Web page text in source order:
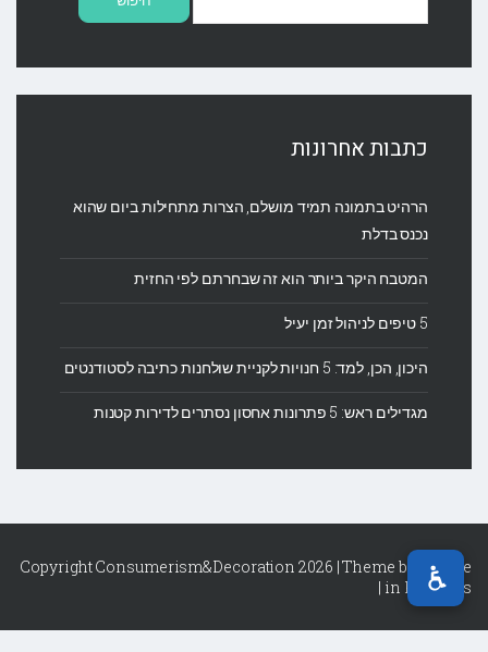
כתבות אחרונות
הרהיט בתמונה תמיד מושלם, הצרות מתחילות ביום שהוא
נכנס בדלת
המטבח היקר ביותר הוא זה שבחרתם לפי החזית
5 טיפים לניהול זמן יעיל
היכון, הכן, למד: 5 חנויות לקניית שולחנות כתיבה לסטודנטים
מגדילים ראש: 5 פתרונות אחסון נסתרים לדירות קטנות
Copyright Consumerism&Decoration 2026 | Theme by
Theme
in Progress
|